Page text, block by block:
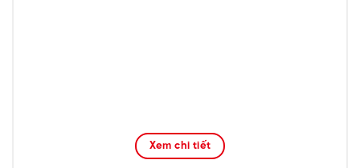
Xem chi tiết